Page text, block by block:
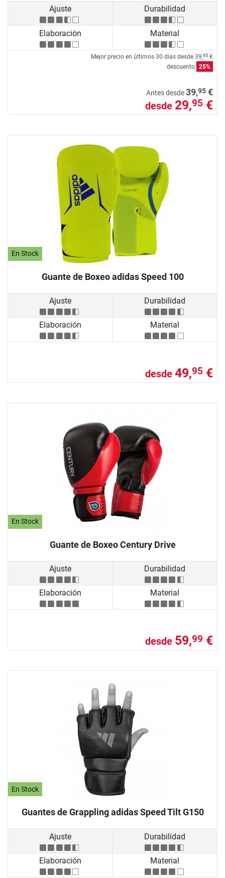
Ajuste Durabilidad
Elaboración Material
Mejor precio en últimos 30 días desde 39,95 €
descuento 25%
Antes desde39,95 €
desde 29,95 €
En Stock
Guante de Boxeo adidas Speed 100
Ajuste Durabilidad
Elaboración Material
desde 49,95 €
En Stock
Guante de Boxeo Century Drive
Ajuste Durabilidad
Elaboración Material
desde 59,99 €
En Stock
Guantes de Grappling adidas Speed Tilt G150
Ajuste Durabilidad
Elaboración Material